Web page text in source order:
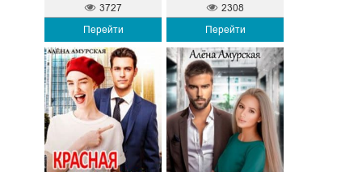
Перейти
3727
Перейти
2308